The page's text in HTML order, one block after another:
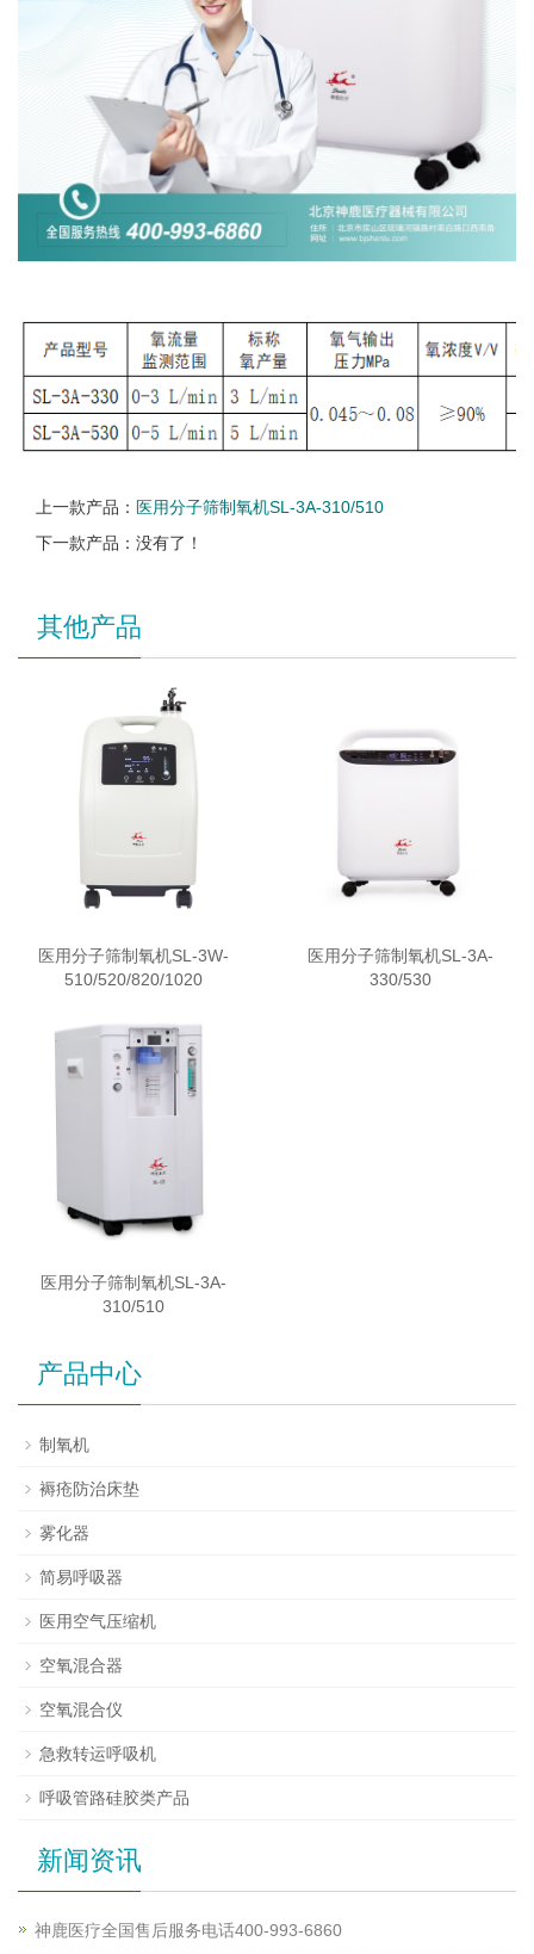
上一款产品： 医用分子筛制氧机SL-3A-310/510
下一款产品：没有了！
其他产品
医用分子筛制氧机SL-3W-
510/520/820/1020
医用分子筛制氧机SL-3A-
330/530
医用分子筛制氧机SL-3A-
310/510
产品中心
制氧机
褥疮防治床垫
雾化器
简易呼吸器
医用空气压缩机
空氧混合器
空氧混合仪
急救转运呼吸机
呼吸管路硅胶类产品
新闻资讯
神鹿医疗全国售后服务电话400-993-6860